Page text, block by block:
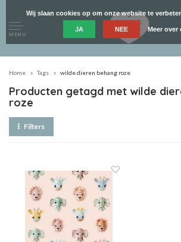
MENU
Home Tags wilde dieren behang roze
Producten getagd met wilde
roze
Filters
Wij slaan cookies op om onze website te
JA NEE Meer over